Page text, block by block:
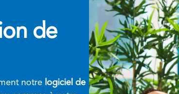
de
notre logiciel de